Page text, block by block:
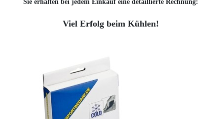
Sie erhalten bei jedem Einkauf eine detaillierte Rechnung!
Viel Erfolg beim Kühlen!